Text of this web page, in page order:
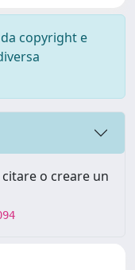
copyright e
o creare un